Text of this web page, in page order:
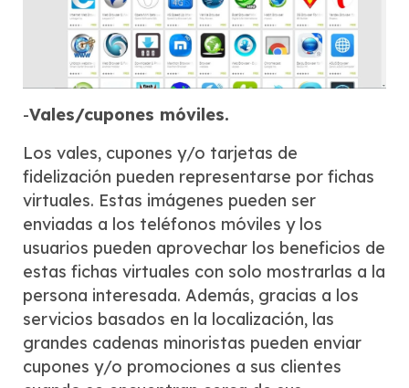
-Vales/cupones móviles.
Los vales, cupones y/o tarjetas de
fidelización pueden representarse por fichas
virtuales. Estas imágenes pueden ser
enviadas a los teléfonos móviles y los
usuarios pueden aprovechar los beneficios de
estas fichas virtuales con solo mostrarlas a la
persona interesada. Además, gracias a los
servicios basados en la localización, las
grandes cadenas minoristas pueden enviar
cupones y/o promociones a sus clientes